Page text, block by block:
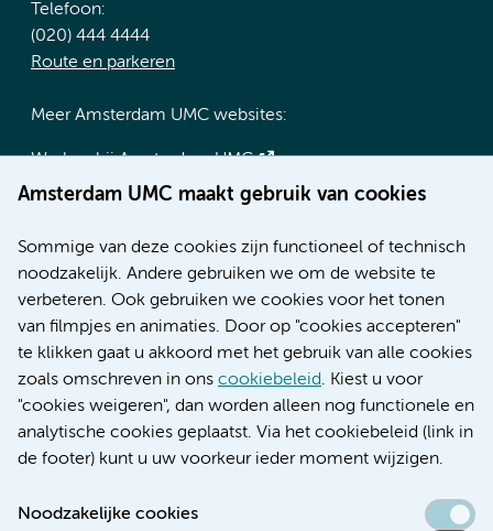
Amsterdam UMC maakt gebruik van cookies
Sommige van deze cookies zijn functioneel of technisch
noodzakelijk. Andere gebruiken we om de website te
verbeteren. Ook gebruiken we cookies voor het tonen
van filmpjes en animaties. Door op "cookies accepteren"
te klikken gaat u akkoord met het gebruik van alle cookies
zoals omschreven in ons cookiebeleid. Kiest u voor
"cookies weigeren", dan worden alleen nog functionele en
analytische cookies geplaatst. Via het cookiebeleid (link in
de footer) kunt u uw voorkeur ieder moment wijzigen.
Noodzakelijke cookies
Telefoon:
(020) 444 4444
Route en parkeren
Meer Amsterdam UMC websites:
Werken bij Amsterdam UMC
Over Amsterdam UMC
Research
Educatie locatie AMC
Educatie locatie VUmc
Verwijzen & diagnostiek
Toegankelijkheidsverklaring